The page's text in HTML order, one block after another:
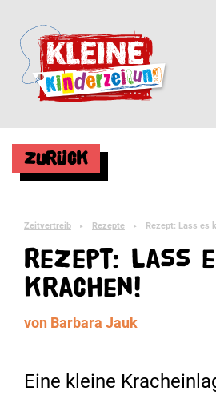
Zurück
Zeitvertreib ► Rezepte ► Rezept: Lass es
Rezept: Lass
krachen!
von Barbara Jauk
Eine kleine